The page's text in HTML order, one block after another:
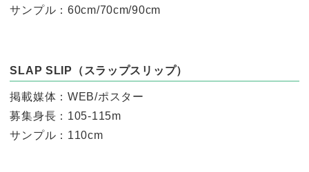
サンプル：60cm/70cm/90cm
SLAP SLIP（スラップスリップ）
掲載媒体：WEB/ポスター
募集身長：105-115m
サンプル：110cm